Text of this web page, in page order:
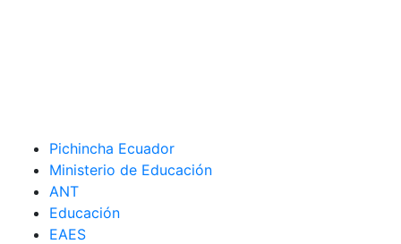
Pichincha Ecuador
Ministerio de Educación
ANT
Educación
EAES